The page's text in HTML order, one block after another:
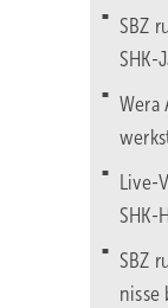
SBZ
SHK-
Wera
Live-
SHK-
SBZ